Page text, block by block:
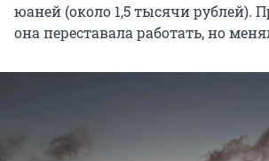
юаней (около 1,5 тысячи рублей).
она переставала работать, но